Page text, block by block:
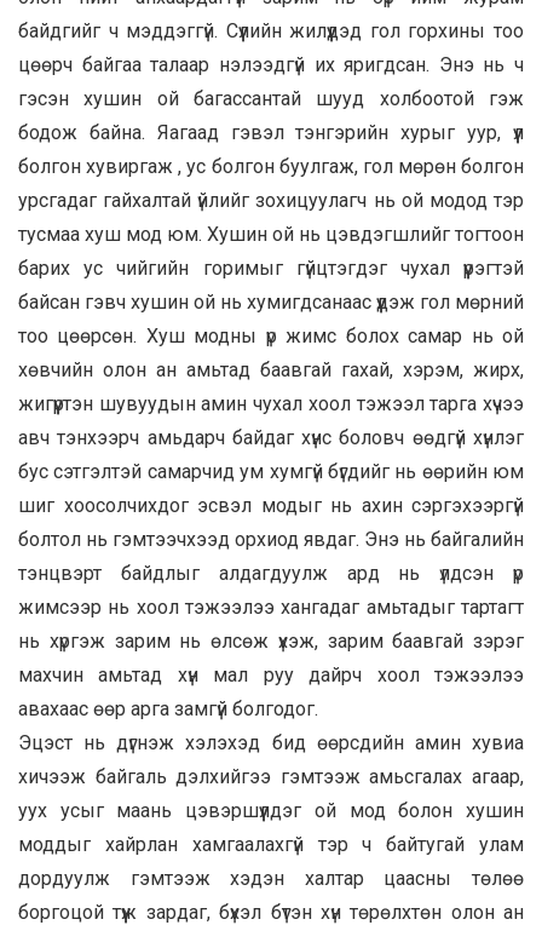
байдгийг ч мэддэггүй. Сүүлийн жилүүдэд гол горхины тоо
цөөрч байгаа талаар нэлээдгүй их яригдсан. Энэ нь ч
гэсэн хушин ой багассантай шууд холбоотой гэж
бодож байна. Яагаад гэвэл тэнгэрийн хурыг уур, үүл
болгон хувиргаж , ус болгон буулгаж, гол мөрөн болгон
урсгадаг гайхалтай үйлийг зохицуулагч нь ой модод тэр
тусмаа хуш мод юм. Хушин ой нь цэвдэгшлийг тогтоон
барих ус чийгийн горимыг гүйцтэгдэг чухал үүрэгтэй
байсан гэвч хушин ой нь хумигдсанаас үүдэж гол мөрний
тоо цөөрсөн. Хуш модны үр жимс болох самар нь ой
хөвчийн олон ан амьтад баавгай гахай, хэрэм, жирх,
жигүүртэн шувуудын амин чухал хоол тэжээл тарга хүчээ
авч тэнхээрч амьдарч байдаг хүнс боловч өөдгүй хүнлэг
бус сэтгэлтэй самарчид ум хумгүй бүгдийг нь өөрийн юм
шиг хоосолчихдог эсвэл модыг нь ахин сэргэхээргүй
болтол нь гэмтээчхээд орхиод явдаг. Энэ нь байгалийн
тэнцвэрт байдлыг алдагдуулж ард нь үлдсэн үр
жимсээр нь хоол тэжээлээ хангадаг амьтадыг тартагт
нь хүргэж зарим нь өлсөж үхэж, зарим баавгай зэрэг
махчин амьтад хүн мал руу дайрч хоол тэжээлээ
авахаас өөр арга замгүй болгодог.
Эцэст нь дүгнэж хэлэхэд бид өөрсдийн амин хувиа
хичээж байгаль дэлхийгээ гэмтээж амьсгалах агаар,
уух усыг маань цэвэршүүлдэг ой мод болон хушин
моддыг хайрлан хамгаалахгүй тэр ч байтугай улам
дордуулж гэмтээж хэдэн халтар цаасны төлөө
боргоцой түүж зардаг, бүхэл бүтэн хүн төрөлхтөн олон ан